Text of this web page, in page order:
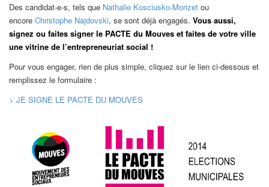
Des candidat-e-s, tels que Nathalie Kosciusko-Morizet ou
encore Christophe Najdovski, se sont déjà engagés. Vous aussi,
signez ou faites signer le PACTE du Mouves et faites de votre ville
une vitrine de l’entrepreneuriat social !
Pour vous engager, rien de plus simple, cliquez sur le lien ci-dessous et
remplissez le formulaire :
> JE SIGNE LE PACTE DU MOUVES